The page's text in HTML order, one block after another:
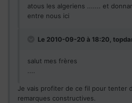
atous les algeriens ....... et
entre nous ici
Le 2010-09-20 à 18:20,
salut mes frères
....
Je vais profiter de ce fil pour tenter
remarques constructives.